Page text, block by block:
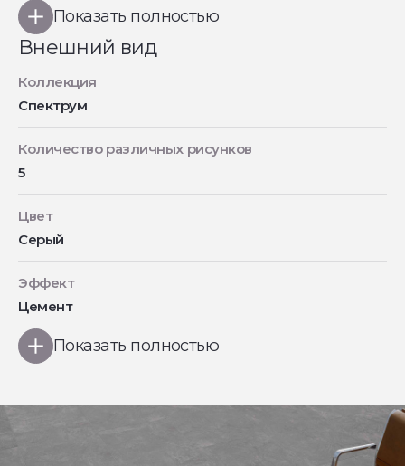
Показать полностью
Внешний вид
Коллекция
Спектрум
Количество различных рисунков
5
Цвет
Серый
Эффект
Цемент
Показать полностью